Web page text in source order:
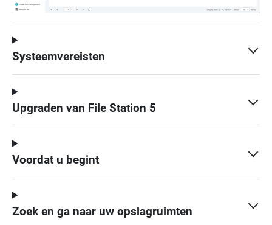
Systeemvereisten
Upgraden van File Station 5
Voordat u begint
Zoek en ga naar uw opslagruimten